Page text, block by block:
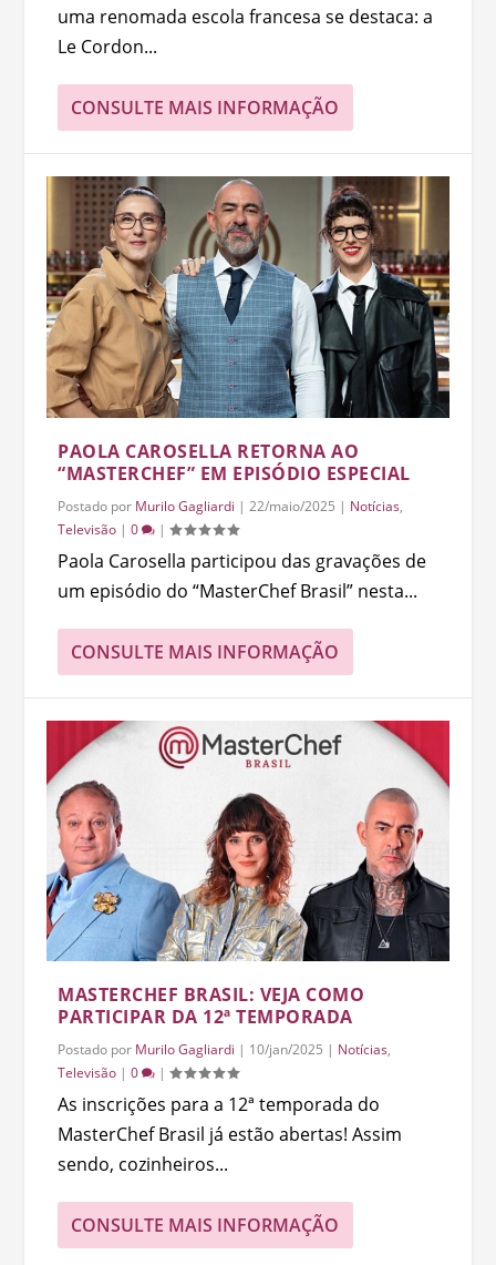
uma renomada escola francesa se destaca: a
Le Cordon...
CONSULTE MAIS INFORMAÇÃO
PAOLA CAROSELLA RETORNA AO
“MASTERCHEF” EM EPISÓDIO ESPECIAL
Postado por Murilo Gagliardi |22/maio/2025 | Notícias,
Televisão |0 |
Paola Carosella participou das gravações de
um episódio do “MasterChef Brasil” nesta...
CONSULTE MAIS INFORMAÇÃO
MASTERCHEF BRASIL: VEJA COMO
PARTICIPAR DA 12ª TEMPORADA
Postado por Murilo Gagliardi | 10/jan/2025 | Notícias,
Televisão |0 |
As inscrições para a 12ª temporada do
MasterChef Brasil já estão abertas! Assim
sendo, cozinheiros...
CONSULTE MAIS INFORMAÇÃO